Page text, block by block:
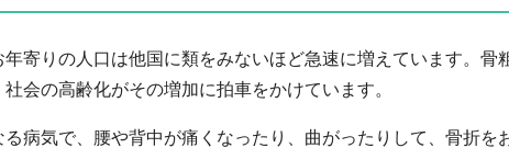
寄りの人口は他国に類をみないほど急速に増えています。
会の高齢化がその増加に拍車をかけています。
病気で、腰や背中が痛くなったり、曲がったりして、骨折